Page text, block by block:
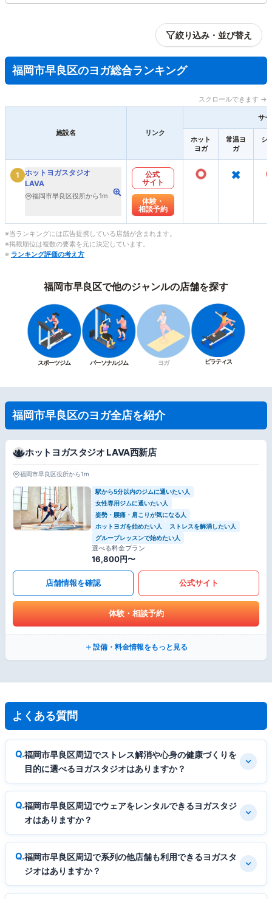
絞り込み・並び替え
福岡市早良区のヨガ総合ランキング
スクロールできます →
施設名 リンク
サ
ホット
ヨガ
常温ヨ
ガ
シ
1
ホットヨガスタジオ
LAVA
福岡市早良区役所から1m
公式
サイト
体験・
相談予約
○ ×
※当ランキングには広告提携している店舗が含まれます。
※掲載順位は複数の要素を元に決定しています。
※ ランキング評価の考え方
福岡市早良区で他のジャンルの店舗を探す
スポーツジム パーソナルジム ヨガ ピラティス
福岡市早良区のヨガ全店を紹介
ホットヨガスタジオ LAVA西新店
福岡市早良区役所から1m
駅から5分以内のジムに通いたい人
女性専用ジムに通いたい人
姿勢・腰痛・肩こりが気になる人
ホットヨガを始めたい人
ストレスを解消したい人
グループレッスンで始めたい人
選べる料金プラン
16,800円〜
店舗情報を確認 公式サイト
体験・相談予約
設備・料金情報をもっと見る
よくある質問
福岡市早良区周辺でストレス解消や心身の健康づくりを
目的に選べるヨガスタジオはありますか？
福岡市早良区周辺でウェアをレンタルできるヨガスタジ
オはありますか？
福岡市早良区周辺で系列の他店舗も利用できるヨガスタ
ジオはありますか？